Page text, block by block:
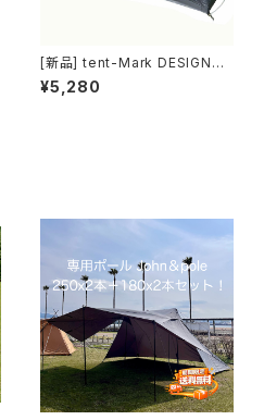
[新品] tent-Mark DESIGNS
モノポールインナーテント(メッシ
ュ)｜シェルター内に寝室をつく
¥5,280